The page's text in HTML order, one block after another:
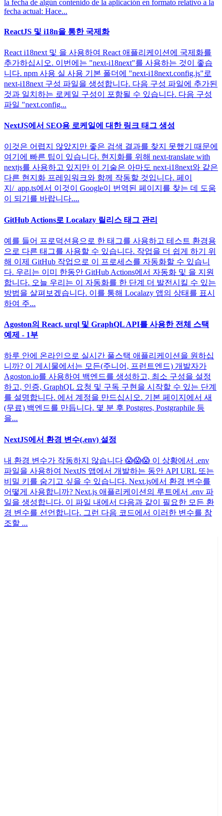
la fecha de algún contenido de la aplicación en formato relativo a la
fecha actual: Hace...
ReactJS 및 i18n을 통한 국제화
React i18next 및 을 사용하여 React 애플리케이션에 국제화를
추가하십시오. 이번에는 "next-i18next"를 사용하는 것이 좋습
니다. npm 사용 실 사용 기본 폴더에 "next-i18next.config.js"로
next-i18next 구성 파일을 생성합니다. 다음 구성 파일에 추가된
것과 일치하는 로케일 구성이 포함될 수 있습니다. 다음 구성
파일 "next.config...
NextJS에서 SEO용 로케일에 대한 링크 태그 생성
이것은 어렵지 않았지만 좋은 검색 결과를 찾지 못했기 때문에
여기에 빠른 팁이 있습니다. 현지화를 위해 next-translate with
nextjs를 사용하고 있지만 이 기술은 아마도 next-i18next와 같은
다른 현지화 프레임워크와 함께 작동할 것입니다. 페이
지/_app.ts에서 이것이 Google이 번역된 페이지를 찾는 데 도움
이 되기를 바랍니다....
GitHub Actions로 Localazy 릴리스 태그 관리
예를 들어 프로덕션용으로 한 태그를 사용하고 테스트 환경용
으로 다른 태그를 사용할 수 있습니다. 작업을 더 쉽게 하기 위
해 이제 GitHub 작업으로 이 프로세스를 자동화할 수 있습니
다. 우리는 이미 한동안 GitHub Actions에서 자동화 및 을 지원
합니다. 오늘 우리는 이 자동화를 한 단계 더 발전시킬 수 있는
방법을 살펴보겠습니다. 이를 통해 Localazy 앱의 상태를 표시
하여 주...
Agoston의 React, urql 및 GraphQL API를 사용한 전체 스택
예제 - 1부
하루 안에 온라인으로 실시간 풀스택 애플리케이션을 원하십
니까? 이 게시물에서는 모든(주니어, 프런트엔드) 개발자가
Agoston.io를 사용하여 백엔드를 생성하고, 최소 구성을 설정
하고, 인증, GraphQL 요청 및 구독 구현을 시작할 수 있는 단계
를 설명합니다. 에서 계정을 만드십시오. 기본 페이지에서 새
(무료) 백엔드를 만듭니다. 몇 분 후 Postgres, Postgraphile 등
을...
NextJS에서 환경 변수(.env) 설정
내 환경 변수가 작동하지 않습니다 😱😱😱 이 상황에서 .env
파일을 사용하여 NextJS 앱에서 개발하는 동안 API URL 또는
비밀 키를 숨기고 싶을 수 있습니다. Next.js에서 환경 변수를
어떻게 사용합니까? Next.js 애플리케이션의 루트에서 .env 파
일을 생성합니다. 이 파일 내에서 다음과 같이 필요한 모든 환
경 변수를 선언합니다. 그런 다음 코드에서 이러한 변수를 참
조할 ...